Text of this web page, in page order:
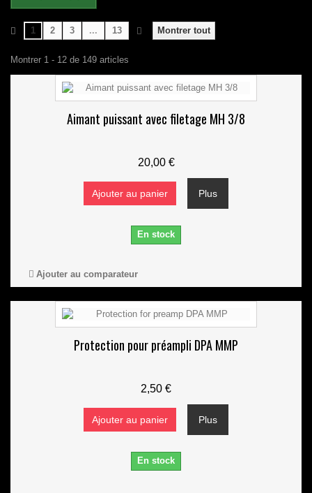
Montrer tout
1 2 3 ... 13
Montrer 1 - 12 de 149 articles
Aimant puissant avec filetage MH 3/8
20,00 €
Ajouter au panier Plus
En stock
Ajouter au comparateur
Protection pour préampli DPA MMP
2,50 €
Ajouter au panier Plus
En stock